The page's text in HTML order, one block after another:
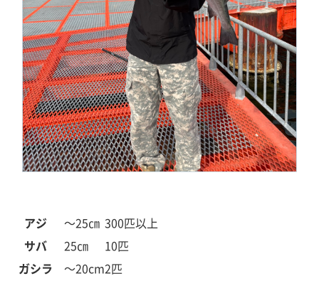
アジ ～25㎝ 300匹以上
サバ
25㎝
10匹
ガシラ
～20cm2匹